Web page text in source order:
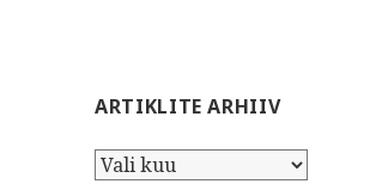
ARTIKLITE ARHIIV
Artiklite